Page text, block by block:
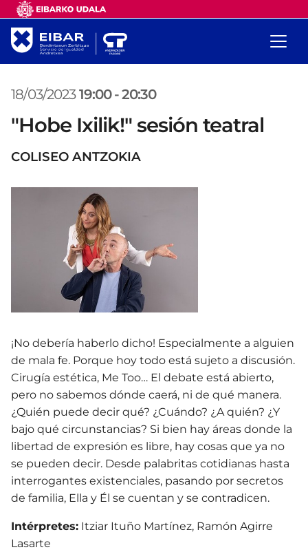
18/03/2023 19:00 -20:30
"Hobe Ixilik!" sesión teatral
COLISEO ANTZOKIA
¡No debería haberlo dicho! Especialmente a alguien
de mala fe. Porque hoy todo está sujeto a discusión.
Cirugía estética, Me Too… El debate está abierto,
pero no sabemos dónde caerá, ni de qué manera.
¿Quién puede decir qué? ¿Cuándo? ¿A quién? ¿Y
bajo qué circunstancias? Si bien hay áreas donde la
libertad de expresión es libre, hay cosas que ya no
se pueden decir. Desde palabritas cotidianas hasta
interrogantes existenciales, pasando por secretos
de familia, Ella y Él se cuentan y se contradicen.
Intérpretes: Itziar Ituño Martínez, Ramón Agirre
Lasarte